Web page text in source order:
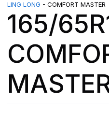
LING LONG - COMFORT MASTER
165/